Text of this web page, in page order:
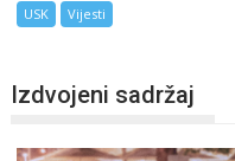
USK Vijesti
Izdvojeni sadržaj